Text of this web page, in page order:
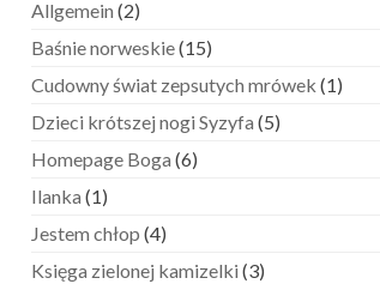
Allgemein (2)
Baśnie norweskie(15)
Cudowny świat zepsutych mrówek (1)
Dzieci krótszej nogi Syzyfa (5)
Homepage Boga (6)
Ilanka (1)
Jestem chłop (4)
Księga zielonej kamizelki (3)